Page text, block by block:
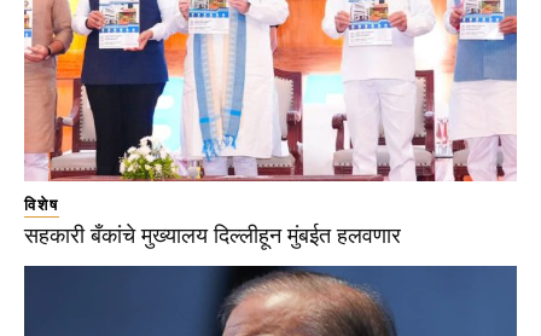
विशेष
सहकारी बँकांचे मुख्यालय दिल्लीहून मुंबईत हलवणार